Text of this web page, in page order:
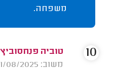
משפחה.
טוביה
משוב: 31/08/2025
10